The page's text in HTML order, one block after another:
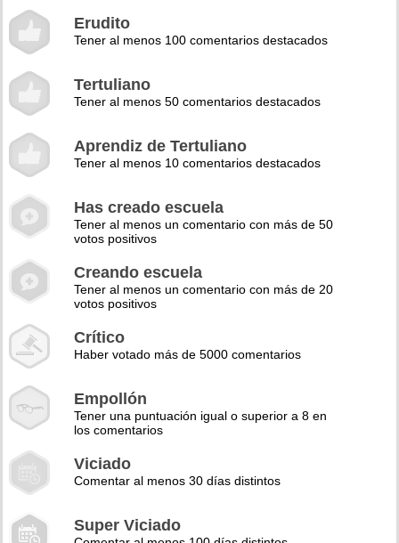
Erudito
Tener al menos 100 comentarios destacados
Tertuliano
Tener al menos 50 comentarios destacados
Aprendiz de Tertuliano
Tener al menos 10 comentarios destacados
Has creado escuela
Tener al menos un comentario con más de 50
votos positivos
Creando escuela
Tener al menos un comentario con más de 20
votos positivos
Crítico
Haber votado más de 5000 comentarios
Empollón
Tener una puntuación igual o superior a 8 en
los comentarios
Viciado
Comentar al menos 30 días distintos
Super Viciado